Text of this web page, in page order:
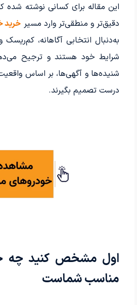
این مقاله برای کسانی نوشته شده
دقیق‌تر و منطقی‌تر وارد مسیر خرید
به‌دنبال انتخابی آگاهانه،
شرایط خود هستند و ترجیح
شنیده‌ها و آگهی‌ها، بر اساس
درست تصمیم بگیرند.
اول مشخص کنید چه
مناسب شماست